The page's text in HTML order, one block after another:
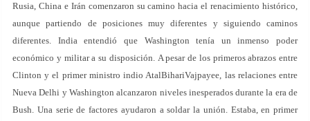
Rusia, China e Irán comenzaron su camino hacia el renacimiento histórico,
aunque partiendo de posiciones muy diferentes y siguiendo caminos
diferentes. India entendió que Washington tenía un inmenso poder
económico y militar a su disposición. A pesar de los primeros abrazos entre
Clinton y el primer ministro indio AtalBihariVajpayee, las relaciones entre
Nueva Delhi y Washington alcanzaron niveles inesperados durante la era de
Bush. Una serie de factores ayudaron a soldar la unión. Estaba, en primer